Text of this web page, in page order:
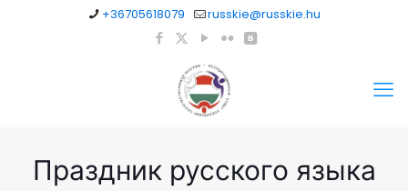
+36705618079 russkie@russkie.hu
Праздник русского языка